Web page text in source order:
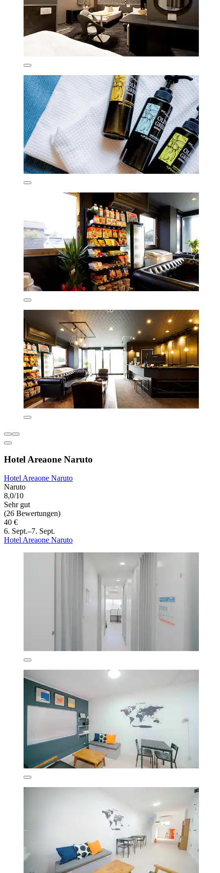
Hotel Areaone Naruto
Hotel Areaone Naruto
Naruto
8,0/10
Sehr gut
(26 Bewertungen)
40 €
6. Sept.–7. Sept.
Hotel Areaone Naruto